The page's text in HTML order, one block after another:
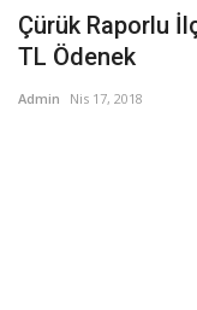
Çürük Raporlu
TL Ödenek
Admin Nis 17, 2018